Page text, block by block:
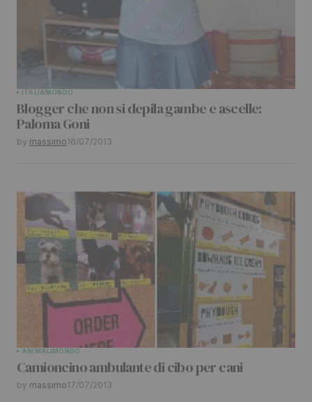
Your Name*
Your E-mail
ITALIAMONDO
Blogger che non si depila gambe e ascelle:
Paloma Goni
by massimo16/07/2013
ANIMALI MONDO
Camioncino ambulante di cibo per cani
by massimo17/07/2013